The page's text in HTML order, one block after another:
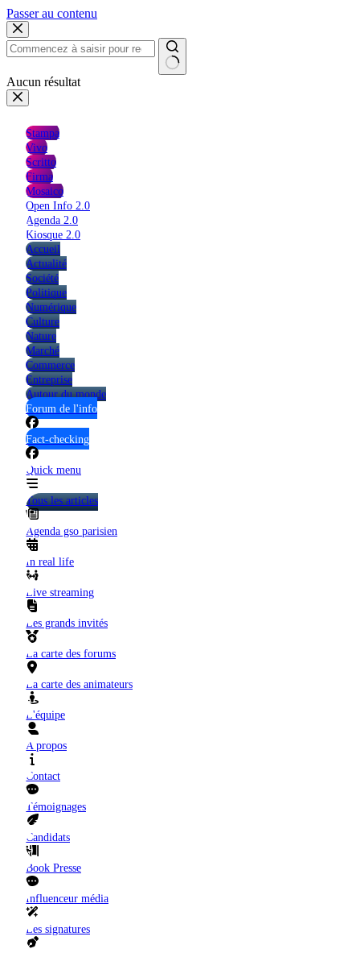
Passer au contenu
Aucun résultat
Stampa
Vivo
Scritto
Firma
Mosaico
Open Info 2.0
Agenda 2.0
Kiosque 2.0
Accueil
Actualité
Société
Politique
Numérique
Culture
Nature
Marché
Commerce
Entreprise
Autour du monde
Forum de l'info
Fact-checking
Quick menu
Tous les articles
Agenda gso parisien
In real life
Live streaming
Les grands invités
La carte des forums
La carte des animateurs
L'équipe
A propos
Contact
Témoignages
Candidats
Book Presse
Influenceur média
Les signatures